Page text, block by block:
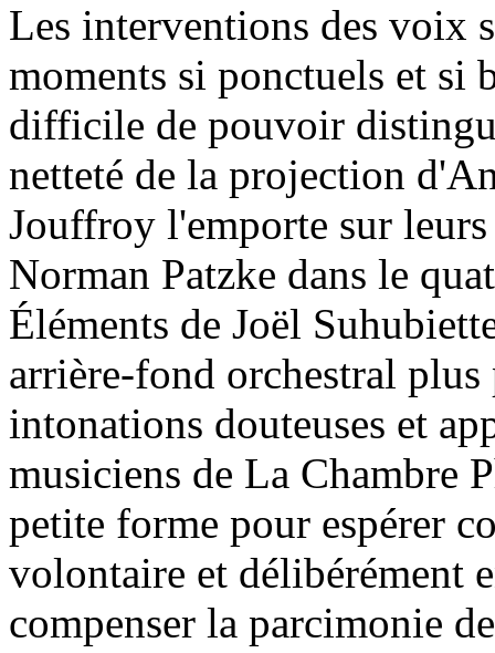
Les interventions des voix
moments si ponctuels et si
difficile de pouvoir
netteté de la projection
Jouffroy l'emporte sur
Norman Patzke dans le
Éléments de Joël
arrière-fond orchestral
intonations douteuses et
musiciens de La Chambre
petite forme pour espérer
volontaire et délibérément
compenser la parcimonie